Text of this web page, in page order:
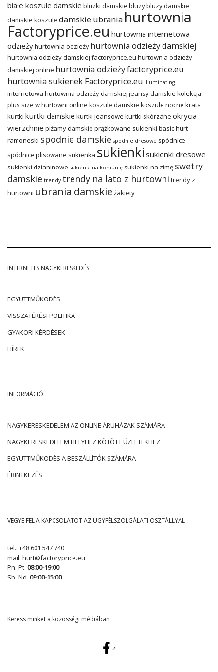
białe koszule damskie bluzki damskie bluzybluzy damskie
damskie koszule damskie ubrania hurtownia
Factoryprice.eu hurtownia internetowa
odzieżyhurtownia odzieży hurtownia odzieży damskiej
hurtownia odzieży damskiej factoryprice.eu hurtownia odzieży
damskiej online hurtownia odzieży factoryprice.eu
hurtownia sukienek Factoryprice.eu illuminating
internetowa hurtownia odzieży damskiej jeansy damskie kolekcja
plus size w hurtowni online koszule damskie koszule nocne krata
kurtki kurtki damskie kurtki jeansowe kurtki skórzane okrycia
wierzchnie piżamy damskie prążkowane sukienki basic hurt
ramoneski spodnie damskie spodnie dresowe spódnice
spódnice plisowane sukienka sukienki sukienki dresowe
sukienki dzianinowe sukienki na komunię sukienki na zimę swetry
damskie trendy trendy na lato z hurtowni trendy z
hurtowni ubrania damskie żakiety
INTERNETES NAGYKERESKEDÉS
EGYÜTTMŰKÖDÉS
VISSZATÉRÉSI POLITIKA
GYAKORI KÉRDÉSEK
HÍREK
INFORMÁCIÓ
NAGYKERESKEDELEM AZ ONLINE ÁRUHÁZAK SZÁMÁRA
NAGYKERESKEDELEM HELYHEZ KÖTÖTT ÜZLETEKHEZ
EGYÜTTMŰKÖDÉS A BESZÁLLÍTÓK SZÁMÁRA
ÉRINTKEZÉS
VEGYE FEL A KAPCSOLATOT AZ ÜGYFÉLSZOLGÁLATI OSZTÁLLYAL
tel.: +48 601 547 740
mail: hurt@factoryprice.eu
Pn.-Pt. 08:00-19:00
Sb.-Nd. 09:00-15:00
Keress minket a közösségi médiában: